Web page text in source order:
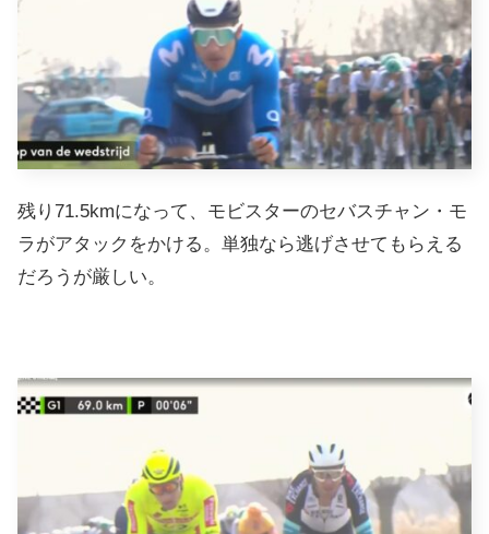
残り71.5kmになって、モビスターのセバスチャン・モ
ラがアタックをかける。単独なら逃げさせてもらえる
だろうが厳しい。